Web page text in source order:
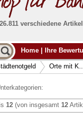
verschiedene
Alle
von uns voll
falls die
wird.
Absolute
Banknoten
Home Ihre
Orte mit K...
12 (von insgesamt 12